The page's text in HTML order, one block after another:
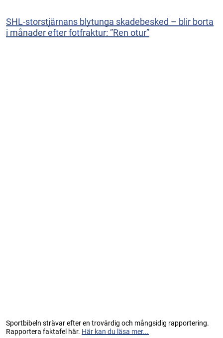
SHL-storstjärnans blytunga skadebesked – blir borta
i månader efter fotfraktur: ”Ren otur”
Sportbibeln strävar efter en trovärdig och mångsidig rapportering.
Rapportera faktafel här. Här kan du läsa mer...